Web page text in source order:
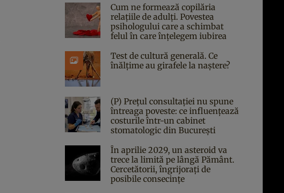
Cum ne formează copilăria
relațiile de adulți. Povestea
psihologului care a schimbat
felul în care înțelegem iubirea
Test de cultură generală. Ce
înălțime au girafele la naștere?
(P) Prețul consultației nu spune
întreaga poveste: ce influențează
costurile într-un cabinet
stomatologic din București
În aprilie 2029, un asteroid va
trece la limită pe lângă Pământ.
Cercetătorii, îngrijorați de
posibile consecințe